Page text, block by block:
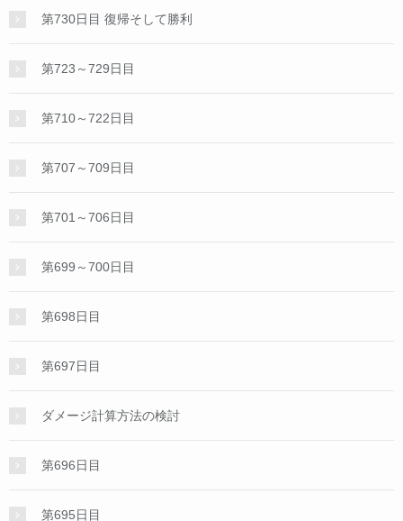
第730日目 復帰そして勝利
第723～729日目
第710～722日目
第707～709日目
第701～706日目
第699～700日目
第698日目
第697日目
ダメージ計算方法の検討
第696日目
第695日目